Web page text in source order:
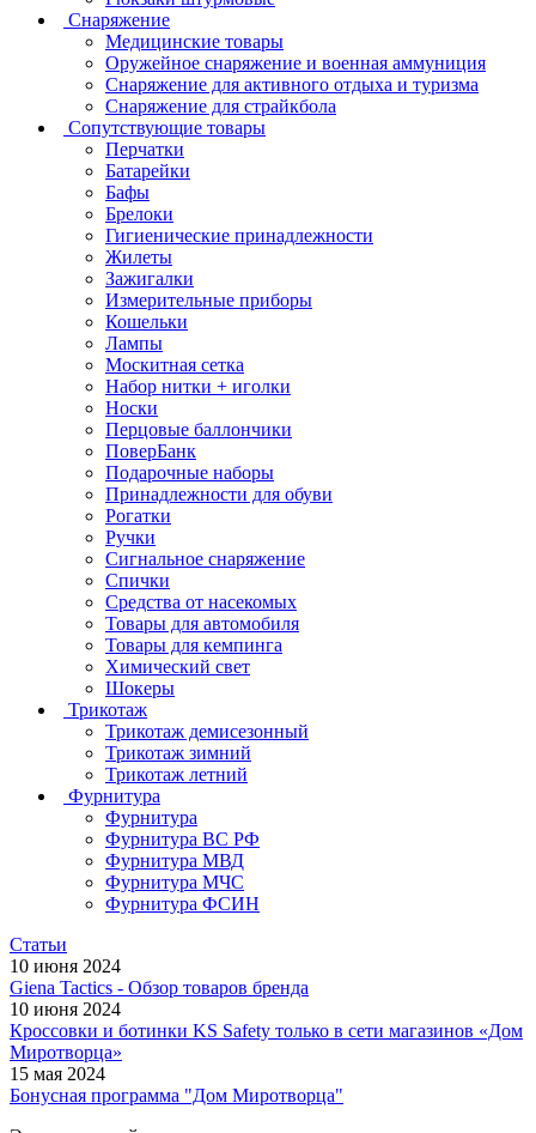
Снаряжение
Медицинские товары
Оружейное снаряжение и военная аммуниция
Снаряжение для активного отдыха и туризма
Снаряжение для страйкбола
Сопутствующие товары
Перчатки
Батарейки
Бафы
Брелоки
Гигиенические принадлежности
Жилеты
Зажигалки
Измерительные приборы
Кошельки
Лампы
Москитная сетка
Набор нитки + иголки
Носки
Перцовые баллончики
ПоверБанк
Подарочные наборы
Принадлежности для обуви
Рогатки
Ручки
Сигнальное снаряжение
Спички
Средства от насекомых
Товары для автомобиля
Товары для кемпинга
Химический свет
Шокеры
Трикотаж
Трикотаж демисезонный
Трикотаж зимний
Трикотаж летний
Фурнитура
Фурнитура
Фурнитура ВС РФ
Фурнитура МВД
Фурнитура МЧС
Фурнитура ФСИН
Статьи
10 июня 2024
Giena Tactics - Обзор товаров бренда
10 июня 2024
Кроссовки и ботинки KS Safety только в сети магазинов «Дом
Миротворца»
15 мая 2024
Бонусная программа "Дом Миротворца"